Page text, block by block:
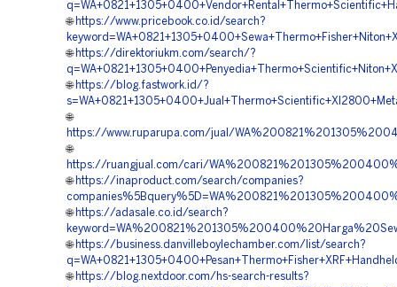
🌐 https://www.pricebook.co.id/search?
🌐 https://direktoriukm.com/search/?
🌐 https://blog.fastwork.id/?
🌐
https://www.ruparupa.com/jual/
🌐
https://ruangjual.com/cari/
🌐 https://inaproduct.com/search/companies?
🌐 https://adasale.co.id/search?
🌐 https://business.danvilleboylechamber.com/list/search?
🌐 https://blog.nextdoor.com/hs-search-results?